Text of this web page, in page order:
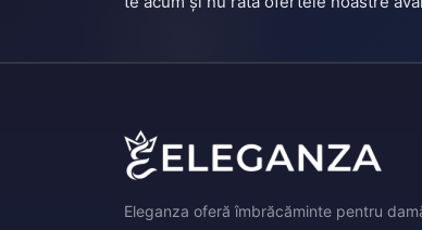
Eleganza oferă îmbrăcăminte pentru